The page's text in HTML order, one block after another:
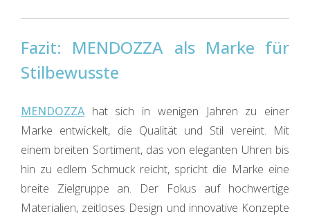
Fazit: MENDOZZA als Marke für
Stilbewusste
MENDOZZAhat sich in wenigen Jahren zu einer
Marke entwickelt, die Qualität und Stil vereint. Mit
einem breiten Sortiment, das von eleganten Uhren bis
hin zu edlem Schmuck reicht, spricht die Marke eine
breite Zielgruppe an. Der Fokus auf hochwertige
Materialien, zeitloses Design und innovative Konzepte